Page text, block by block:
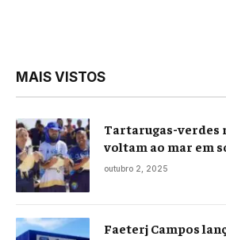
MAIS VISTOS
Tartarugas-verdes
voltam ao mar em
Praia Seca
outubro 2, 2025
Faeterj Campos